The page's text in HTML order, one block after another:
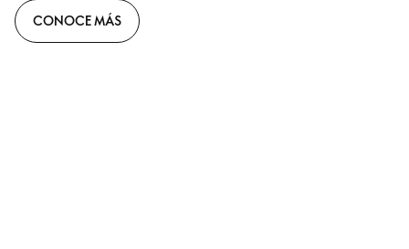
CONOCE MÁS